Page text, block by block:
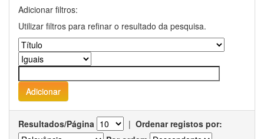
Adicionar filtros:
Utilizar filtros para refinar o resultado da pesquisa.
Resultados/Página | Ordenar registos por: